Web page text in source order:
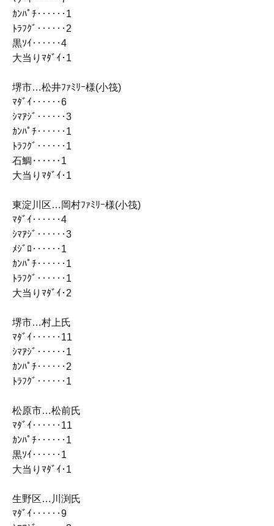
ｶﾝﾊﾟﾁ‥‥‥1
ﾄﾗﾌｸﾞ‥‥‥2
黒ｿｲ‥‥‥4
大当りﾏﾀﾞｲ･1
堺市…松井ﾌｧﾐﾘｰ様(小筏)
ﾏﾀﾞｲ‥‥‥6
ｼﾏｱｼﾞ‥‥‥3
ｶﾝﾊﾟﾁ‥‥‥1
ﾄﾗﾌｸﾞ‥‥‥1
石鯛‥‥‥1
大当りﾏﾀﾞｲ･1
東淀川区…岡村ﾌｧﾐﾘｰ様(小筏)
ﾏﾀﾞｲ‥‥‥4
ｼﾏｱｼﾞ‥‥‥3
ﾒｼﾞﾛ‥‥‥1
ｶﾝﾊﾟﾁ‥‥‥1
ﾄﾗﾌｸﾞ‥‥‥1
大当りﾏﾀﾞｲ･2
堺市…村上氏
ﾏﾀﾞｲ‥‥‥11
ｼﾏｱｼﾞ‥‥‥1
ｶﾝﾊﾟﾁ‥‥‥2
ﾄﾗﾌｸﾞ‥‥‥1
松原市…松前氏
ﾏﾀﾞｲ‥‥‥11
ｶﾝﾊﾟﾁ‥‥‥1
黒ｿｲ‥‥‥1
大当りﾏﾀﾞｲ･1
生野区…川渕氏
ﾏﾀﾞｲ‥‥‥9